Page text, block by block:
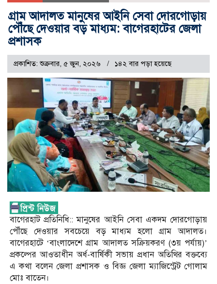
গ্রাম আদালত মানুষের আইনি সেবা দোরগোড়ায়
পৌঁছে দেওয়ার বড় মাধ্যম: বাগেরহাটের জেলা
প্রশাসক
প্রকাশিত: শুক্রবার, ৫ জুন, ২০২৬ ১৪২ বার পড়া হয়েছে
​বাগেরহাট প্রতিনিধি:: মানুষের আইনি সেবা একদম দোরগোড়ায়
পৌঁছে দেওয়ার সবচেয়ে বড় মাধ্যম হলো গ্রাম আদালত।
বাগেরহাটে ‘বাংলাদেশে গ্রাম আদালত সক্রিয়করণ (৩য় পর্যায়)’
প্রকল্পের আওতাধীন অর্ধ-বার্ষিকী সভায় প্রধান অতিথির বক্তব্যে
এ কথা বলেন জেলা প্রশাসক ও বিজ্ঞ জেলা ম্যাজিস্ট্রেট গোলাম
মোঃ বাতেন।